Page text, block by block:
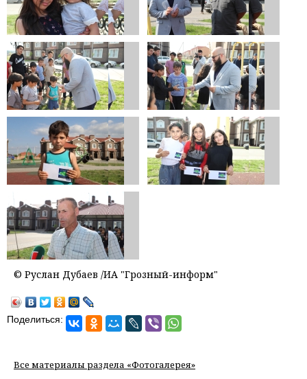
© Руслан Дубаев /ИА "Грозный-информ"
Поделиться:
Все материалы раздела «Фотогалерея»